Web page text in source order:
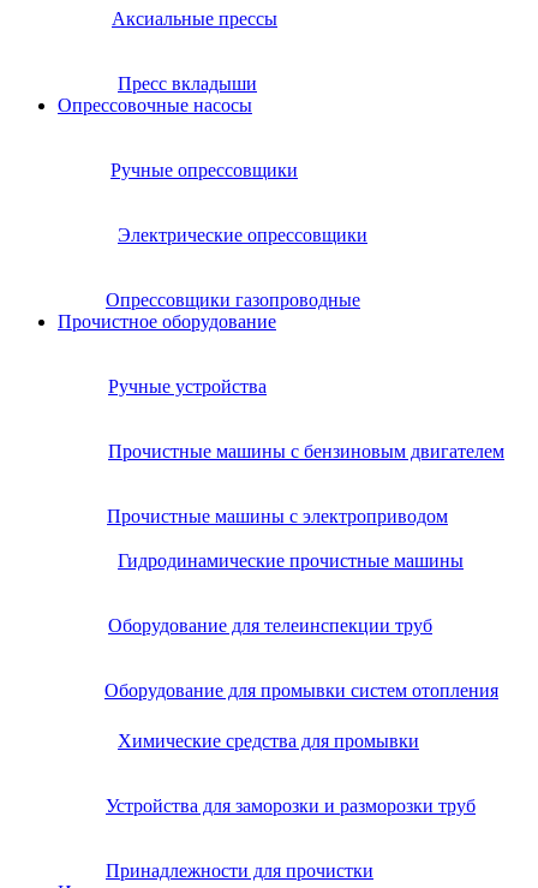
Аксиальные прессы
Пресс вкладыши
Опрессовочные насосы
Ручные опрессовщики
Электрические опрессовщики
Опрессовщики газопроводные
Прочистное оборудование
Ручные устройства
Прочистные машины с бензиновым двигателем
Прочистные машины с электроприводом
Гидродинамические прочистные машины
Оборудование для телеинспекции труб
Оборудование для промывки систем отопления
Химические средства для промывки
Устройства для заморозки и разморозки труб
Принадлежности для прочистки